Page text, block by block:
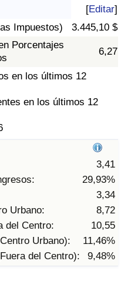
[Editar]
Impuestos)
3.445,10 $
Porcentajes
6,27
en los últimos 12
en los últimos 12
3,41
29,93%
3,34
Urbano:
8,72
del Centro:
10,55
Urbano):
11,46%
del Centro):
9,48%